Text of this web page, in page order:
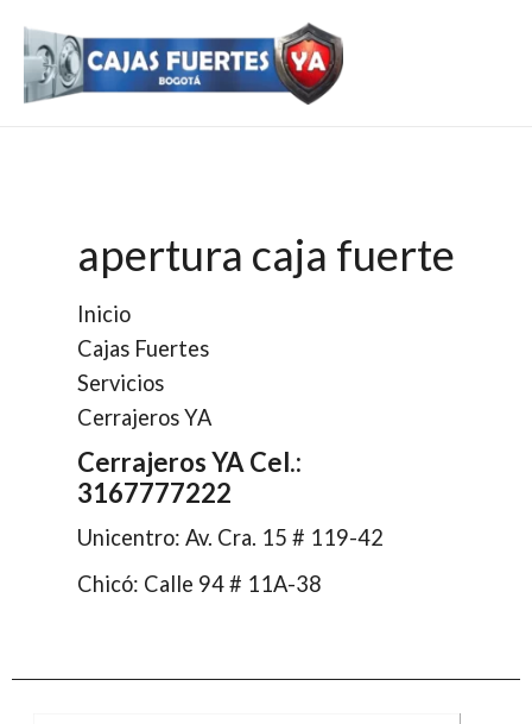
contenido
apertura caja fuerte
Inicio
Cajas Fuertes
Servicios
Cerrajeros YA
Cerrajeros YA Cel.:
3167777222
Unicentro: Av. Cra. 15 # 119-42
Chicó: Calle 94 # 11A-38